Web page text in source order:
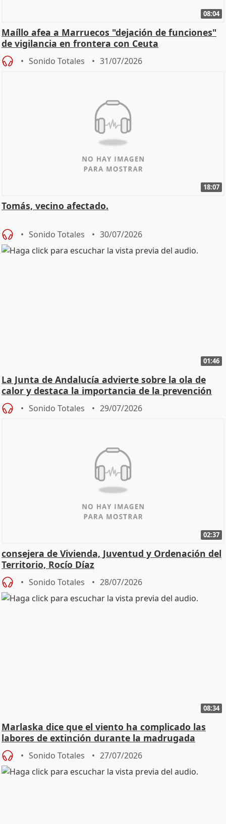
08:04
Maíllo afea a Marruecos "dejación de funciones"
de vigilancia en frontera con Ceuta
Sonido Totales 31/07/2026
18:07
Tomás, vecino afectado.
Sonido Totales 30/07/2026
01:46
La Junta de Andalucía advierte sobre la ola de
calor y destaca la importancia de la prevención
Sonido Totales 29/07/2026
02:37
consejera de Vivienda, Juventud y Ordenación del
Territorio, Rocío Díaz
Sonido Totales 28/07/2026
08:34
Marlaska dice que el viento ha complicado las
labores de extinción durante la madrugada
Sonido Totales 27/07/2026